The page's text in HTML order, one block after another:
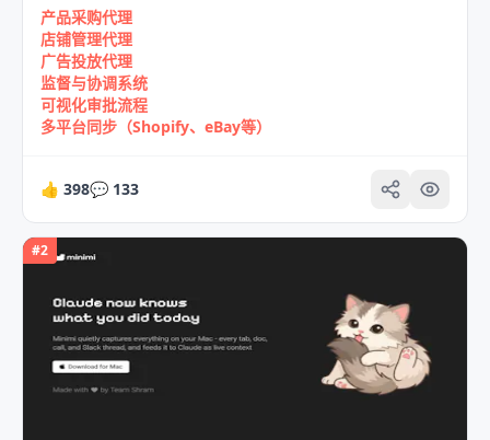
产品采购代理
店铺管理代理
广告投放代理
监督与协调系统
可视化审批流程
多平台同步（Shopify、eBay等）
👍 398💬 133
#2